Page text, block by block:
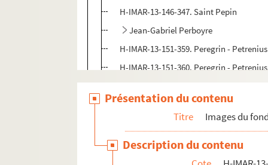
H-IMAR-13-146-347. Saint Pepin
Jean-Gabriel Perboyre
H-IMAR-13-151-359. Peregrin - Petrenius
H-IMAR-13-151-360. Peregrin - Petrenius
H-IMAR-13-151-361. Peregrin - Petrenius
H-IMAR-13-152-362. Peleus
H-IMAR-13-152-363. Peleus
H-IMAR-13-153-364. Saint Pergentin et
H-IMAR-13-154-365. Sainte Petronille,
Présentation du contenu
Titre Images du
Description du contenu